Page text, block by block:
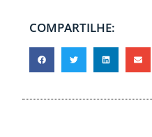
COMPARTILHE: